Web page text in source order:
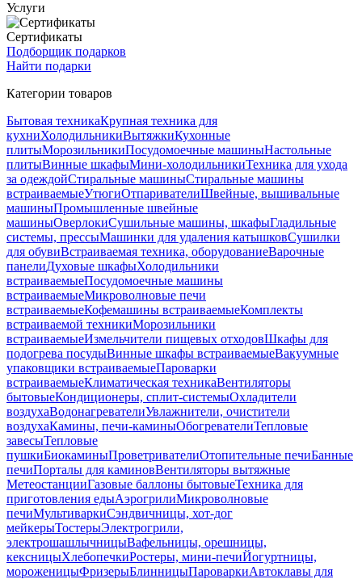
Услуги
Сертификаты
Подборщик подарков
Найти подарки
Категории товаров
Бытовая техникаКрупная техника для
кухниХолодильникиВытяжкиКухонные
плитыМорозильникиПосудомоечные машиныНастольные
плитыВинные шкафыМини-холодильникиТехника для ухода
за одеждойСтиральные машиныСтиральные машины
встраиваемыеУтюгиОтпаривателиШвейные, вышивальные
машиныПромышленные швейные
машиныОверлокиСушильные машины, шкафыГладильные
системы, прессыМашинки для удаления катышковСушилки
для обувиВстраиваемая техника, оборудованиеВарочные
панелиДуховые шкафыХолодильники
встраиваемыеПосудомоечные машины
встраиваемыеМикроволновые печи
встраиваемыеКофемашины встраиваемыеКомплекты
встраиваемой техникиМорозильники
встраиваемыеИзмельчители пищевых отходовШкафы для
подогрева посудыВинные шкафы встраиваемыеВакуумные
упаковщики встраиваемыеПароварки
встраиваемыеКлиматическая техникаВентиляторы
бытовыеКондиционеры, сплит-системыОхладители
воздухаВодонагревателиУвлажнители, очистители
воздухаКамины, печи-каминыОбогревателиТепловые
завесыТепловые
пушкиБиокаминыПроветривателиОтопительные печиБанные
печиПорталы для каминовВентиляторы вытяжные
МетеостанцииГазовые баллоны бытовыеТехника для
приготовления едыАэрогрилиМикроволновые
печиМультиваркиСэндвичницы, хот-дог
мейкерыТостерыЭлектрогрили,
электрошашлычницыВафельницы, орешницы,
кексницыХлебопечкиРостеры, мини-печиЙогуртницы,
мороженицыФризерыБлинницыПароваркиАвтоклавы для